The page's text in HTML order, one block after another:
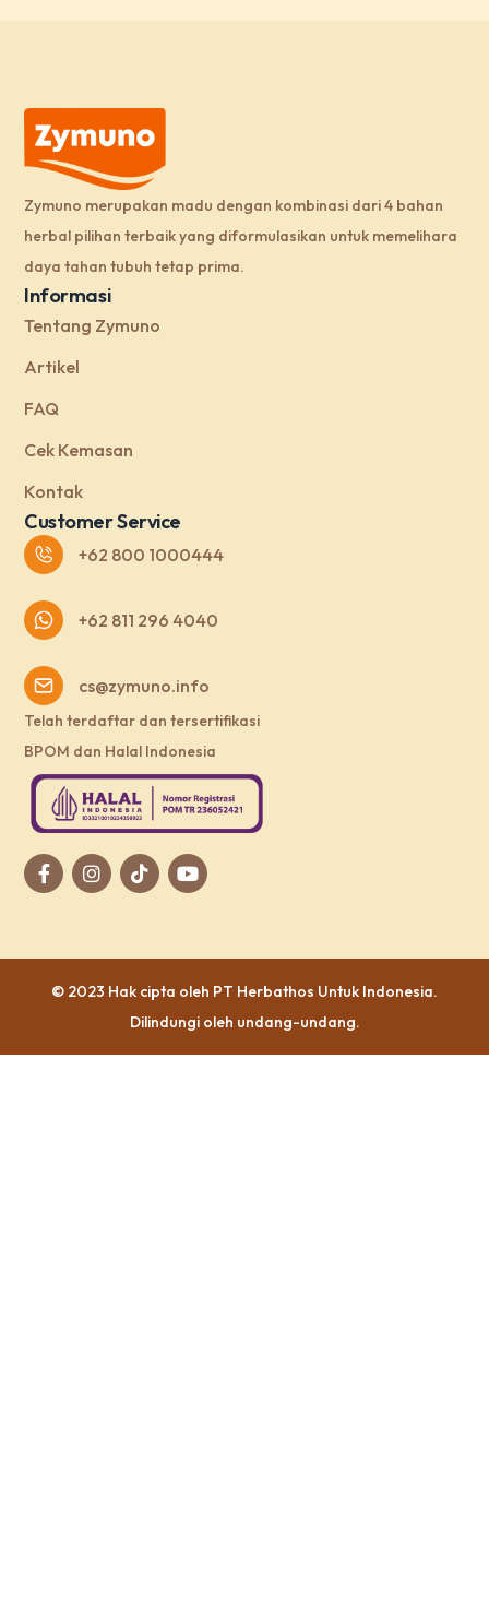
Zymuno merupakan madu dengan kombinasi dari 4 bahan
herbal pilihan terbaik yang diformulasikan untuk memelihara
daya tahan tubuh tetap prima.
Informasi
Tentang Zymuno
Artikel
FAQ
Cek Kemasan
Kontak
Customer Service
+62 800 1000444
+62 811 296 4040
cs@zymuno.info
Telah terdaftar dan tersertifikasi
BPOM dan Halal Indonesia
© 2023 Hak cipta oleh PT Herbathos Untuk Indonesia.
Dilindungi oleh undang-undang.